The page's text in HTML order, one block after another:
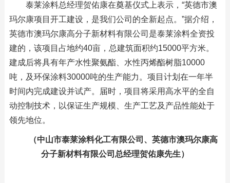
泰莱涂料总经理贺佑康在奠基仪式上表示，“英德市澳
玛尔康项目开工建设，是我们公司的全新起点。”据介绍，
英德市澳玛尔康高分子新材料有限公司是泰莱涂料全资投
建的，该项目占地约40亩，总建筑面积约15000平方米。
建成后将具有年产水性聚氨酯、水性丙烯酯树脂10000
吨，及环保涂料30000吨的生产能力。项目计划在一年半
时间内完成建设并试产。届时，项目将采用高水平的全自
动控制技术，以保证生产规模、生产工艺及产品性能处于
领先地位。
（中山市泰莱涂料化工有限公司、英德市澳玛尔康高
分子新材料有限公司总经理贺佑康先生）